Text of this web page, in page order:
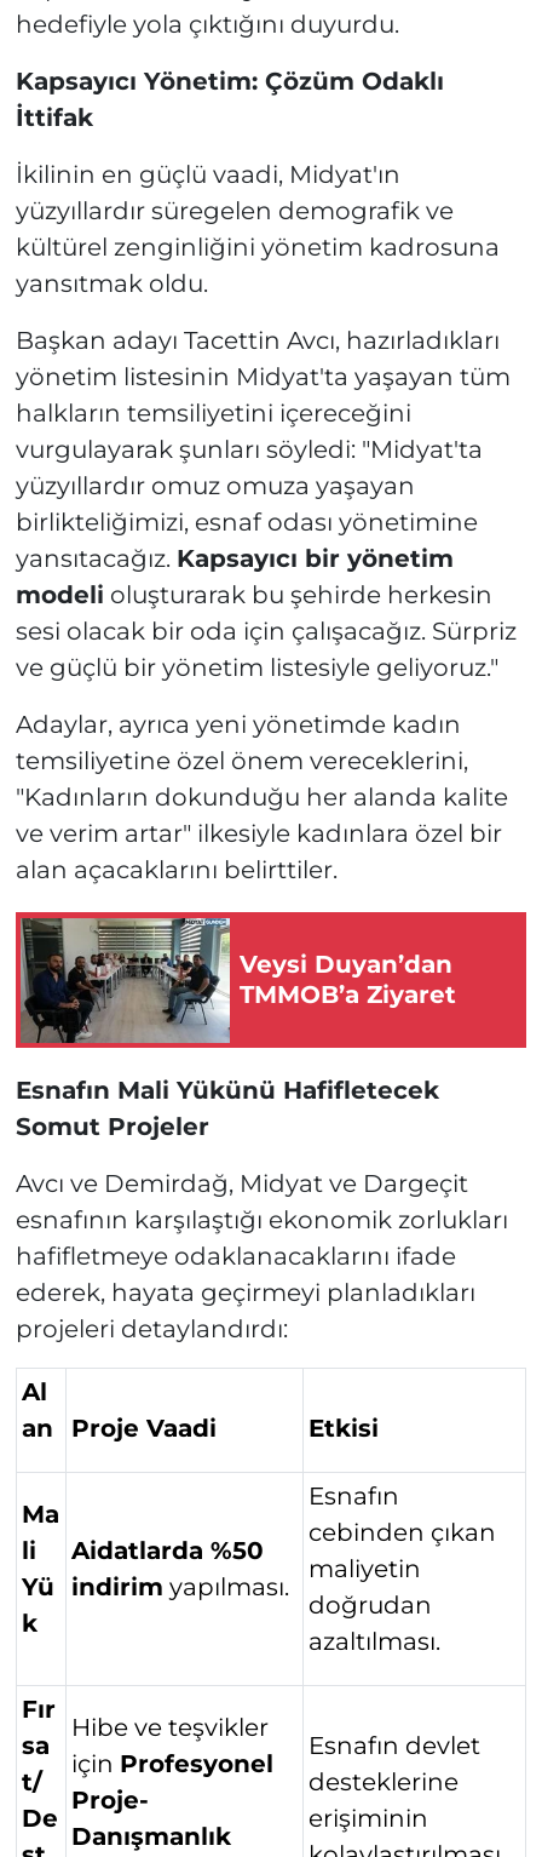
hedefiyle yola çıktığını duyurdu.
Kapsayıcı Yönetim: Çözüm Odaklı
İttifak
İkilinin en güçlü vaadi, Midyat'ın
yüzyıllardır süregelen demografik ve
kültürel zenginliğini yönetim kadrosuna
yansıtmak oldu.
Başkan adayı Tacettin Avcı, hazırladıkları
yönetim listesinin Midyat'ta yaşayan tüm
halkların temsiliyetini içereceğini
vurgulayarak şunları söyledi: "Midyat'ta
yüzyıllardır omuz omuza yaşayan
birlikteliğimizi, esnaf odası yönetimine
yansıtacağız. Kapsayıcı bir yönetim
modeli oluşturarak bu şehirde herkesin
sesi olacak bir oda için çalışacağız. Sürpriz
ve güçlü bir yönetim listesiyle geliyoruz."
Adaylar, ayrıca yeni yönetimde kadın
temsiliyetine özel önem vereceklerini,
"Kadınların dokunduğu her alanda kalite
ve verim artar" ilkesiyle kadınlara özel bir
alan açacaklarını belirttiler.
Veysi Duyan’dan
TMMOB’a Ziyaret
Esnafın Mali Yükünü Hafifletecek
Somut Projeler
Avcı ve Demirdağ, Midyat ve Dargeçit
esnafının karşılaştığı ekonomik zorlukları
hafifletmeye odaklanacaklarını ifade
ederek, hayata geçirmeyi planladıkları
projeleri detaylandırdı:
Al
an
Proje Vaadi Etkisi
Ma
li
Yü
k
Aidatlarda %50
indirim yapılması.
Esnafın
cebinden çıkan
maliyetin
doğrudan
azaltılması.
Fır
sa
t/
De
Hibe ve teşvikler
için Profesyonel
Proje-
Danışmanlık
Esnafın devlet
desteklerine
erişiminin